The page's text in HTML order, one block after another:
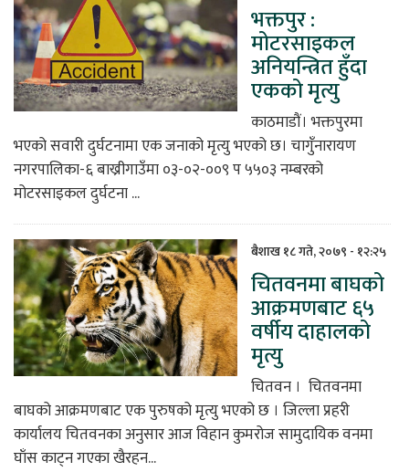
भक्तपुर :
मोटरसाइकल
अनियन्त्रित हुँदा
एकको मृत्यु
काठमाडौं। भक्तपुरमा
भएको सवारी दुर्घटनामा एक जनाको मृत्यु भएको छ। चागुँनारायण
नगरपालिका-६ बाख्रीगाउँमा ०३-०२-००९ प ५५०३ नम्बरको
मोटरसाइकल दुर्घटना ...
बैशाख १८ गते, २०७९ - १२:२५
चितवनमा बाघको
आक्रमणबाट ६५
वर्षीय दाहालको
मृत्यु
चितवन । चितवनमा
बाघको आक्रमणबाट एक पुरुषको मृत्यु भएको छ । जिल्ला प्रहरी
कार्यालय चितवनका अनुसार आज विहान कुमरोज सामुदायिक वनमा
घाँस काट्न गएका खैरहन...